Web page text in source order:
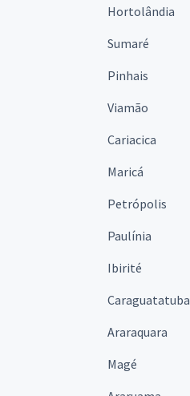
Hortolândia
Sumaré
Pinhais
Viamão
Cariacica
Maricá
Petrópolis
Paulínia
Ibirité
Caraguatatuba
Araraquara
Magé